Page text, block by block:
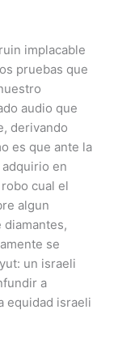
implacable
pruebas que
audio que
derivando
es que ante la
en
cual el
algun
se
un israeli
a
equidad israeli